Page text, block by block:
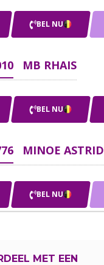
BEL NU
MB RHAIS
BEL NU
MINOE ASTRID
BEL NU
MET EEN